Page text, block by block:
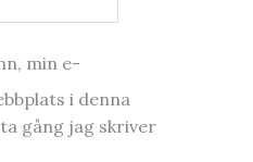
min e-
i denna
gång jag skriver